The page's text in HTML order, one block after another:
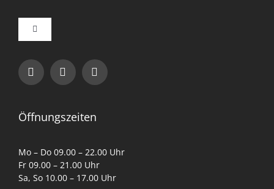
Toggle
Impressum
Cookie-Richtlinie (EU)
Öffnungszeiten
Mo – Do 09.00 – 22.00 Uhr
Fr 09.00 – 21.00 Uhr
Sa, So 10.00 – 17.00 Uhr